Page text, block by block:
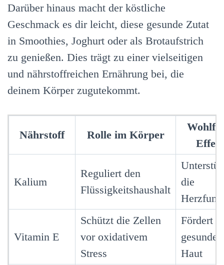
Darüber hinaus macht der köstliche
Geschmack es dir leicht, diese gesunde Zutat
in Smoothies, Joghurt oder als Brotaufstrich
zu genießen. Dies trägt zu einer vielseitigen
und nährstoffreichen Ernährung bei, die
deinem Körper zugutekommt.
Nährstoff Rolle im Körper
Kalium
Reguliert den
Flüssigkeitshaushalt
die
Vitamin E
Schützt die Zellen
vor oxidativem
Stress
Fördert
gesunde
Haut